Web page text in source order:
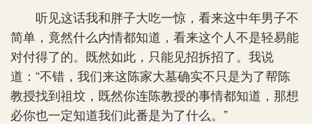
听见这话我和胖子大吃一惊，看来这中年男子不
简单，竟然什么内情都知道，看来这个人不是轻易能
对付得了的。既然如此，只能见招拆招了。我说
道：“不错，我们来这陈家大墓确实不只是为了帮陈
教授找到祖坟，既然你连陈教授的事情都知道，那想
必你也一定知道我们此番是为了什么。”